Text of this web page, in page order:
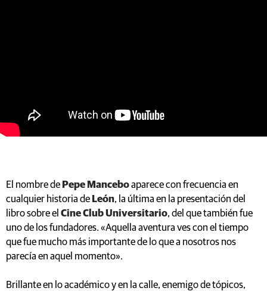
El nombre de Pepe Manceboaparece con frecuencia en
cualquier historia de León, la última en la presentación del
libro sobre el Cine Club Universitario, del que también fue
uno de los fundadores. «Aquella aventura ves con el tiempo
que fue mucho más importante de lo que a nosotros nos
parecía en aquel momento».
Brillante en lo académico y en la calle, enemigo de tópicos,